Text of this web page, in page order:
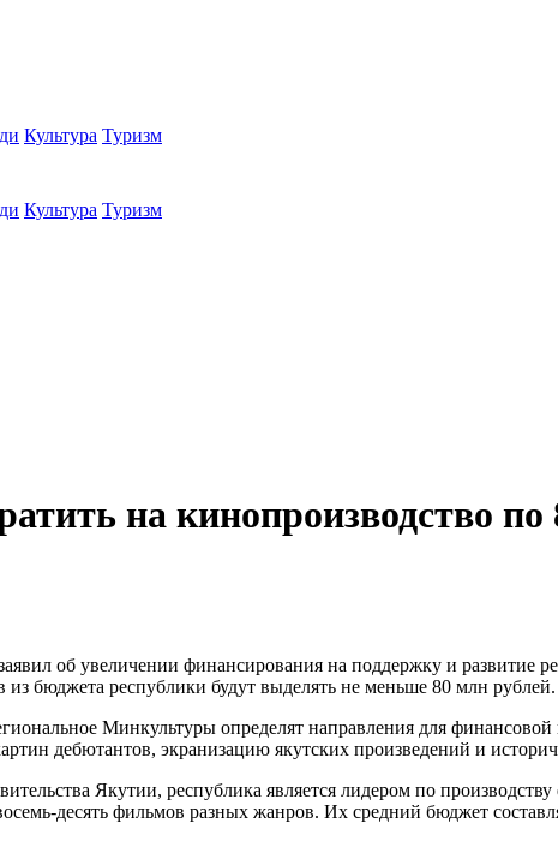
Культура Туризм
Культура Туризм
на кинопроизводство
об увеличении финансирования на поддержку и развитие
бюджета республики будут выделять не меньше 80 млн рублей.
Минкультуры определят направления для
дебютантов, экранизацию якутских произведений и
Якутии, республика является лидером по
десять фильмов разных жанров. Их средний бюджет